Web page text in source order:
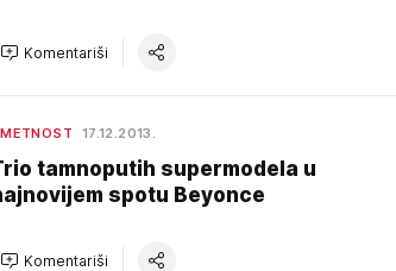
Komentariši
17.12.2013.
tamnoputih supermodela u
spotu Beyonce
Komentariši